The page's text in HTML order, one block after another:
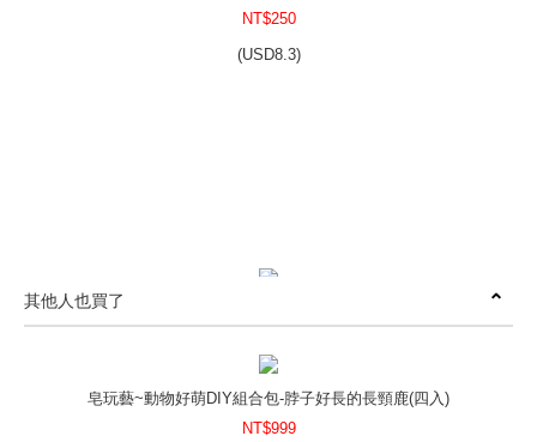
NT$250
(USD8.3)
皂玩藝~動物好萌DIY組合包-送你愛心的貓熊(單入)
USD8.3)
其他人也買了
皂玩藝~動物好萌DIY組合包-脖子好長的長頸鹿(四入)
NT$999